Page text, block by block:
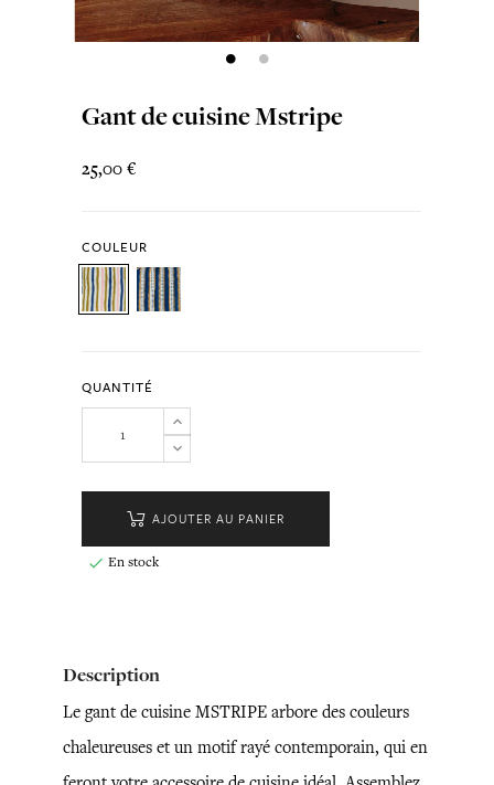
Gant de cuisine Mstripe
25,00 €
COULEUR
QUANTITÉ
AJOUTER AU PANIER
 En stock
Description
Le gant de cuisine MSTRIPE arbore des couleurs
chaleureuses et un motif rayé contemporain, qui en